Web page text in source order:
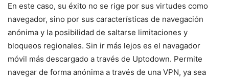
En este caso, su éxito no se rige por sus virtudes como
navegador, sino por sus características de navegación
anónima y la posibilidad de saltarse limitaciones y
bloqueos regionales. Sin ir más lejos es el navagador
móvil más descargado a través de Uptodown. Permite
navegar de forma anónima a través de una VPN, ya sea